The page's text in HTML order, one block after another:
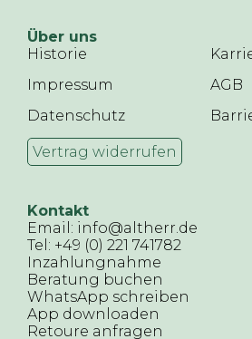
Über uns
Historie
Impressum
AGB
Datenschutz
Vertrag widerrufen
Kontakt
Email: info@altherr.de
Tel: +49 (0) 221 741782
Inzahlungnahme
Beratung buchen
WhatsApp schreiben
App downloaden
Retoure anfragen